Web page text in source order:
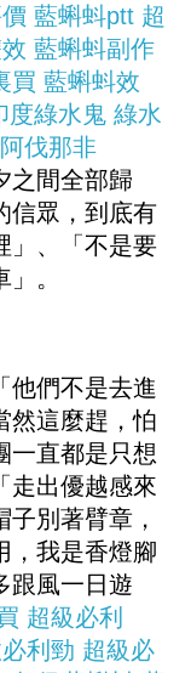
藍蝌蚪ptt 超
藍蝌蚪副作
買 藍蝌蚪效
度綠水鬼 綠水
阿伐那非
之間全部歸
信眾，到底有
」、「不是要
。
他們不是去進
然這麼趕，怕
一直都是只想
走出優越感來
別著臂章，
，我是香燈腳
跟風一日遊
超級必利
利勁 超級必